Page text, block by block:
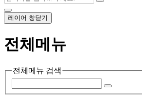
레이어 창닫기
전체메뉴
전체메뉴 검색